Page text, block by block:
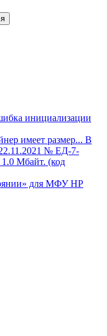
инициализации
имеет размер... В
№ ЕД-7-
Мбайт. (код
для МФУ HP